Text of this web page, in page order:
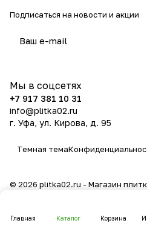
Главная Каталог Корзина
Подписаться на новости и акции
Мы в соцсетях
+7 917 381 10 31
info@plitka02.ru
г. Уфа, ул. Кирова, д. 95
Темная тема
© 2026 plitka02.ru - Магазин